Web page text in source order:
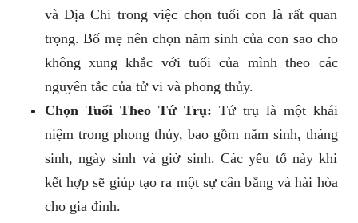
và Địa Chi trong việc chọn tuổi con là rất quan
trọng. Bố mẹ nên chọn năm sinh của con sao cho
không xung khắc với tuổi của mình theo các
nguyên tắc của tử vi và phong thủy.
Chọn Tuổi Theo Tứ Trụ: Tứ trụ là một khái
niệm trong phong thủy, bao gồm năm sinh, tháng
sinh, ngày sinh và giờ sinh. Các yếu tố này khi
kết hợp sẽ giúp tạo ra một sự cân bằng và hài hòa
cho gia đình.